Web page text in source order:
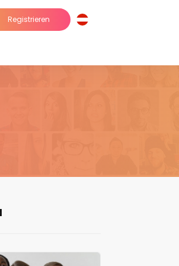
Registrieren